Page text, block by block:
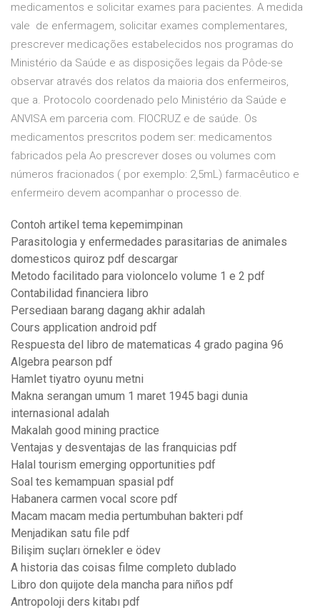
medicamentos e solicitar exames para pacientes. A medida
vale de enfermagem, solicitar exames complementares,
prescrever medicações estabelecidos nos programas do
Ministério da Saúde e as disposições legais da Pôde-se
observar através dos relatos da maioria dos enfermeiros,
que a. Protocolo coordenado pelo Ministério da Saúde e
ANVISA em parceria com. FIOCRUZ e de saúde. Os
medicamentos prescritos podem ser: medicamentos
fabricados pela Ao prescrever doses ou volumes com
números fracionados ( por exemplo: 2,5mL) farmacêutico e
enfermeiro devem acompanhar o processo de.
Contoh artikel tema kepemimpinan
Parasitologia y enfermedades parasitarias de animales
domesticos quiroz pdf descargar
Metodo facilitado para violoncelo volume 1 e 2 pdf
Contabilidad financiera libro
Persediaan barang dagang akhir adalah
Cours application android pdf
Respuesta del libro de matematicas 4 grado pagina 96
Algebra pearson pdf
Hamlet tiyatro oyunu metni
Makna serangan umum 1 maret 1945 bagi dunia
internasional adalah
Makalah good mining practice
Ventajas y desventajas de las franquicias pdf
Halal tourism emerging opportunities pdf
Soal tes kemampuan spasial pdf
Habanera carmen vocal score pdf
Macam macam media pertumbuhan bakteri pdf
Menjadikan satu file pdf
Bilişim suçları örnekler e ödev
A historia das coisas filme completo dublado
Libro don quijote dela mancha para niños pdf
Antropoloji ders kitabı pdf